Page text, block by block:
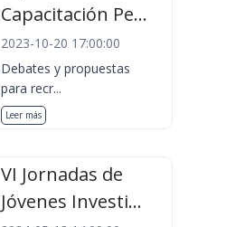
Capacitación Pe...
2023-10-20 17:00:00
Debates y propuestas
para recr...
Leer más
VI Jornadas de
Jóvenes Investi...